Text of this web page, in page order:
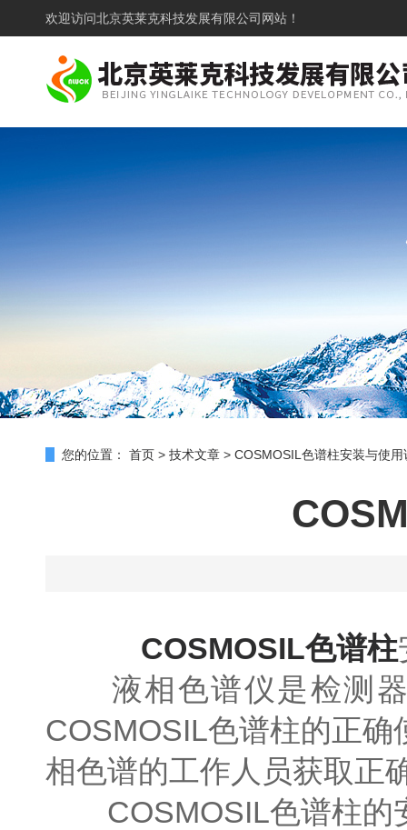
欢迎访问北京英莱克科技发展有限公司网站！
您的位置： 首页 > 技术文章 > COSMOSIL色谱柱安装与使用
COSMOSIL色谱柱
液相色谱仪是检测器
COSMOSIL色谱柱的正
相色谱的工作人员获取正
COSMOSIL色谱柱的